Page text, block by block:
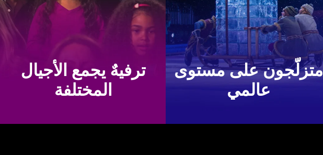
متزلّجون على مستوى
عالمي
ترفيهٌ يجمع الأجيال
المختلفة